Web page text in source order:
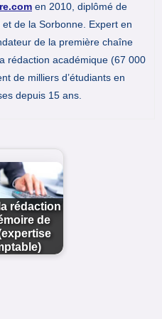
en 2010, diplômé de
et de la Sorbonne. Expert en
de la première chaîne
rédaction académique (67 000
de milliers d’étudiants en
depuis 15 ans.
rédaction
de